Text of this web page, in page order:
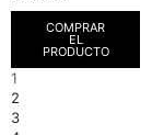
COMPRAR
EL
PRODUCTO
1
2
3